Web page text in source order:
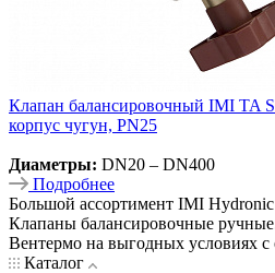
Клапан балансировочный IMI TA
корпус чугун, PN25
Диаметры: DN20 – DN400
Подробнее
Большой ассортимент IMI
Клапаны балансировочные
Вентермо на выгодных условиях с
Каталог